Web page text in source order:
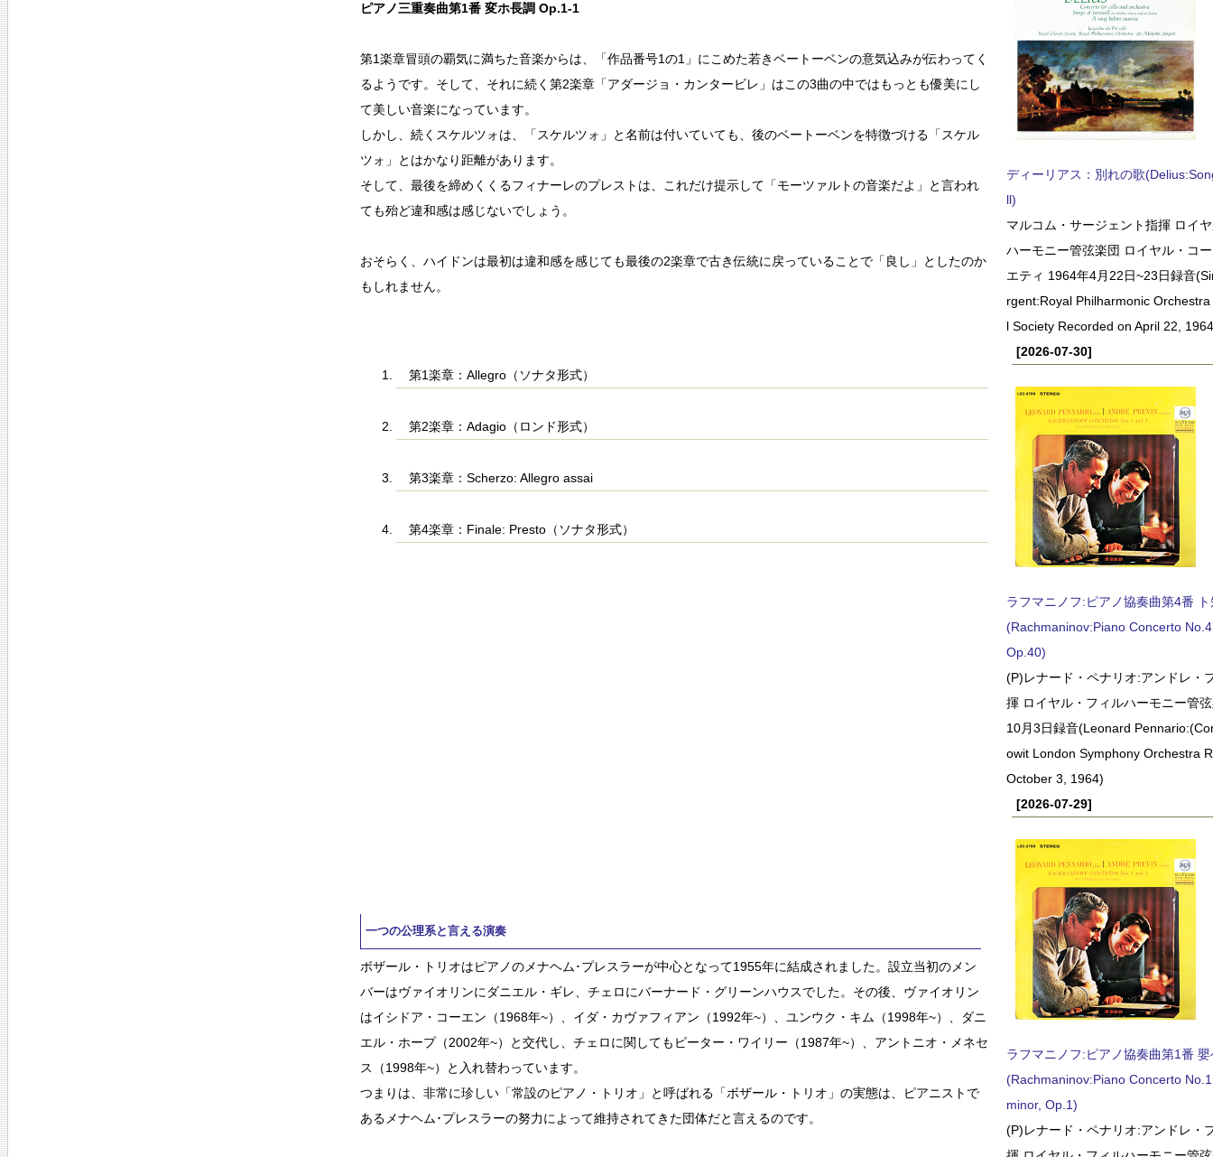
ピアノ三重奏曲第1番 変ホ長調 Op.1-1
第1楽章冒頭の覇気に満ちた音楽からは、「作品番号1の1」にこめた若きベートーベンの意気込みが伝わってく
るようです。そして、それに続く第2楽章「アダージョ・カンタービレ」はこの3曲の中ではもっとも優美にし
て美しい音楽になっています。
しかし、続くスケルツォは、「スケルツォ」と名前は付いていても、後のベートーベンを特徴づける「スケル
ツォ」とはかなり距離があります。
そして、最後を締めくくるフィナーレのプレストは、これだけ提示して「モーツァルトの音楽だよ」と言われ
ても殆ど違和感は感じないでしょう。
おそらく、ハイドンは最初は違和感を感じても最後の2楽章で古き伝統に戻っていることで「良し」としたのか
もしれません。
第1楽章：Allegro（ソナタ形式）
第2楽章：Adagio（ロンド形式）
第3楽章：Scherzo: Allegro assai
第4楽章：Finale: Presto（ソナタ形式）
一つの公理系と言える演奏
ボザール・トリオはピアノのメナヘム･プレスラーが中心となって1955年に結成されました。設立当初のメン
バーはヴァイオリンにダニエル・ギレ、チェロにバーナード・グリーンハウスでした。その後、ヴァイオリン
はイシドア・コーエン（1968年~）、イダ・カヴァフィアン（1992年~）、ユンウク・キム（1998年~）、ダニ
エル・ホープ（2002年~）と交代し、チェロに関してもピーター・ワイリー（1987年~）、アントニオ・メネセ
ス（1998年~）と入れ替わっています。
つまりは、非常に珍しい「常設のピアノ・トリオ」と呼ばれる「ボザール・トリオ」の実態は、ピアニストで
あるメナヘム･プレスラーの努力によって維持されてきた団体だと言えるのです。
ディーリアス：別れの歌
ll)
マルコム・サージェント指揮 ロイ
ハーモニー管弦楽団 ロイヤル・コ
エティ 1964年4月22日~23日録音
rgent:Royal Philharmonic
l Society Recorded on April 22,
[2026-07-30]
ラフマニノフ:ピアノ協奏曲第4番
(Rachmaninov:Piano Concerto
Op.40)
(P)レナード・ペナリオ:アンドレ・
揮 ロイヤル・フィルハーモニー管
10月3日録音(Leonard
owit London Symphony Orchestra
October 3, 1964)
[2026-07-29]
ラフマニノフ:ピアノ協奏曲第1番
(Rachmaninov:Piano Concerto
minor, Op.1)
(P)レナード・ペナリオ:アンドレ・